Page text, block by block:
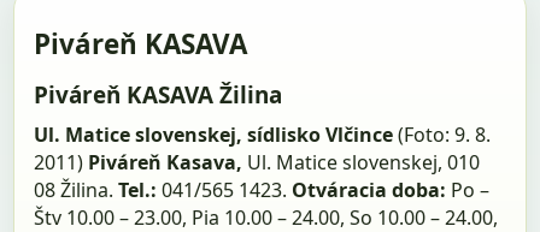
Piváreň KASAVA
Piváreň KASAVA Žilina
Ul. Matice slovenskej, sídlisko Vlčince(Foto: 9. 8.
2011) Piváreň Kasava, Ul. Matice slovenskej, 010
08 Žilina.Tel.:041/565 1423. Otváracia doba: Po –
Štv 10.00 – 23.00, Pia 10.00 – 24.00, So 10.00 – 24.00,